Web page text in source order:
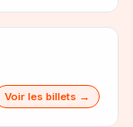
Voir les billets →